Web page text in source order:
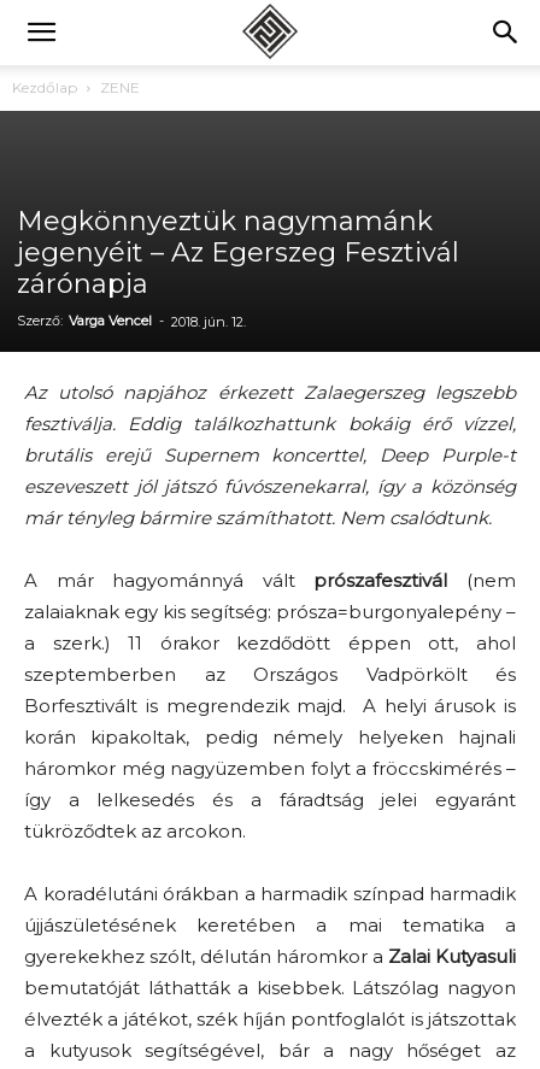
Kezdőlap ZENE
Megkönnyeztük nagymamánk
jegenyéit – Az Egerszeg Fesztivál
zárónapja
Szerző: Varga Vencel - 2018. jún. 12.
Az utolsó napjához érkezett Zalaegerszeg legszebb
fesztiválja. Eddig találkozhattunk bokáig érő vízzel,
brutális erejű Supernem koncerttel, Deep Purple-t
eszeveszett jól játszó fúvószenekarral, így a közönség
már tényleg bármire számíthatott. Nem csalódtunk.
A már hagyománnyá vált prószafesztivál (nem
zalaiaknak egy kis segítség: prósza=burgonyalepény –
a szerk.) 11 órakor kezdődött éppen ott, ahol
szeptemberben az Országos Vadpörkölt és
Borfesztivált is megrendezik majd. A helyi árusok is
korán kipakoltak, pedig némely helyeken hajnali
háromkor még nagyüzemben folyt a fröccskimérés –
így a lelkesedés és a fáradtság jelei egyaránt
tükröződtek az arcokon.
A koradélutáni órákban a harmadik színpad harmadik
újjászületésének keretében a mai tematika a
gyerekekhez szólt, délután háromkor a Zalai Kutyasuli
bemutatóját láthatták a kisebbek. Látszólag nagyon
élvezték a játékot, szék híján pontfoglalót is játszottak
a kutyusok segítségével, bár a nagy hőséget az